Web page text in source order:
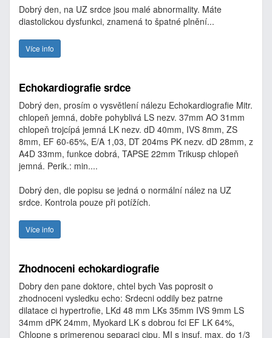
Dobrý den, na UZ srdce jsou malé abnormality. Máte
diastolickou dysfunkci, znamená to špatné plnění...
Více info
Echokardiografie srdce
Dobrý den, prosím o vysvětlení nálezu Echokardiografie Mitr.
chlopeň jemná, dobře pohyblivá LS nezv. 37mm AO 31mm
chlopeň trojcípá jemná LK nezv. dD 40mm, IVS 8mm, ZS
8mm, EF 60-65%, E/A 1,03, DT 204ms PK nezv. dD 28mm, z
A4D 33mm, funkce dobrá, TAPSE 22mm Trikusp chlopeň
jemná. Perik.: min....
Dobrý den, dle popisu se jedná o normální nález na UZ
srdce. Kontrola pouze při potížích.
Více info
Zhodnoceni echokardiografie
Dobry den pane doktore, chtel bych Vas poprosit o
zhodnoceni vysledku echo: Srdecni oddily bez patrne
dilatace ci hypertrofie, LKd 48 mm LKs 35mm IVS 9mm LS
34mm dPK 24mm, Myokard LK s dobrou fci EF LK 64%,
Chlopne s primerenou separaci cipu, MI s insuf. max. do 1/3